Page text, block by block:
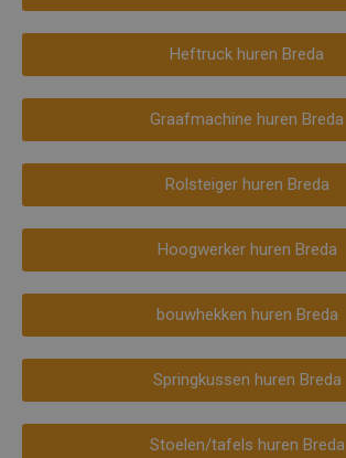
Heftruck huren Breda
Graafmachine huren Breda
Rolsteiger huren Breda
Hoogwerker huren Breda
bouwhekken huren Breda
Springkussen huren Breda
Stoelen/tafels huren Breda